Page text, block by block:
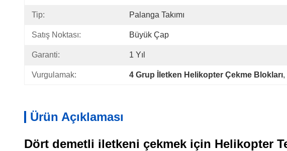
Tip: Palanga Takımı
Satış Noktası: Büyük Çap
Garanti: 1 Yıl
Vurgulamak: 4 Grup İletken Helikopter Çekme Blokları,
Ürün Açıklaması
Dört demetli iletkeni çekmek için Helikopter